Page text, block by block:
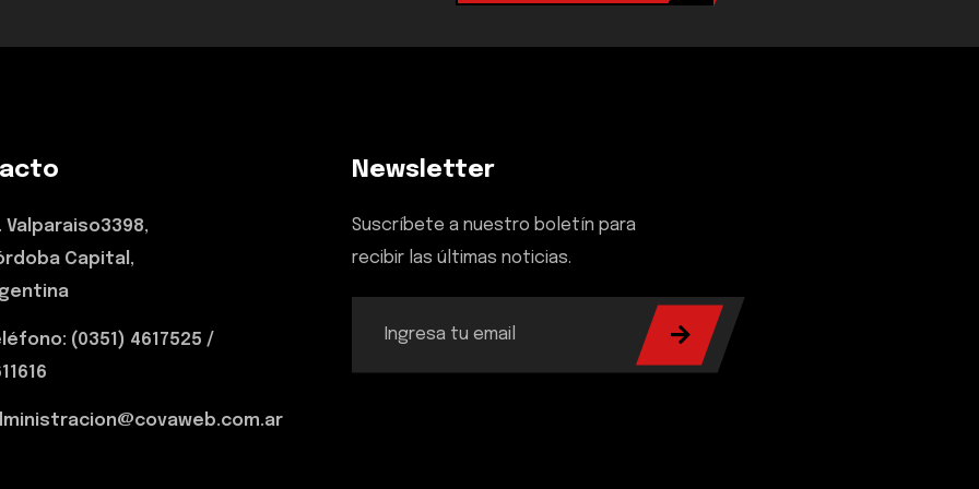
Valparaiso3398,
Capital,
(0351) 4617525 /
Newsletter
Suscríbete a nuestro boletín para
recibir las últimas noticias.